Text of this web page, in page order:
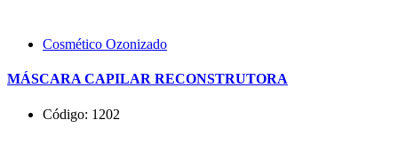
Cosmético Ozonizado
MÁSCARA CAPILAR RECONSTRUTORA
Código: 1202